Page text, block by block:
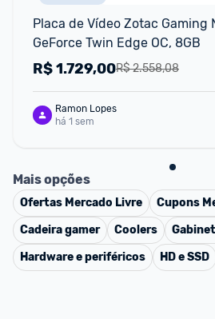
Placa de Vídeo Zotac Gaming
GeForce Twin Edge OC, 8GB
R$ 2.558,08
R$1.729,00
Ramon Lopes
há 1 sem
Mais opções
Ofertas Mercado Livre Cupons
Cadeira gamer
Coolers
Hardware e periféricos
HD e SSD